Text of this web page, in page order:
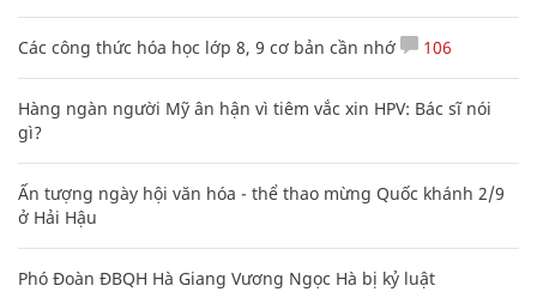
Các công thức hóa học lớp 8, 9 cơ bản cần nhớ 106
Hàng ngàn người Mỹ ân hận vì tiêm vắc xin HPV: Bác sĩ nói
gì?
Ấn tượng ngày hội văn hóa - thể thao mừng Quốc khánh 2/9
ở Hải Hậu
Phó Đoàn ĐBQH Hà Giang Vương Ngọc Hà bị kỷ luật